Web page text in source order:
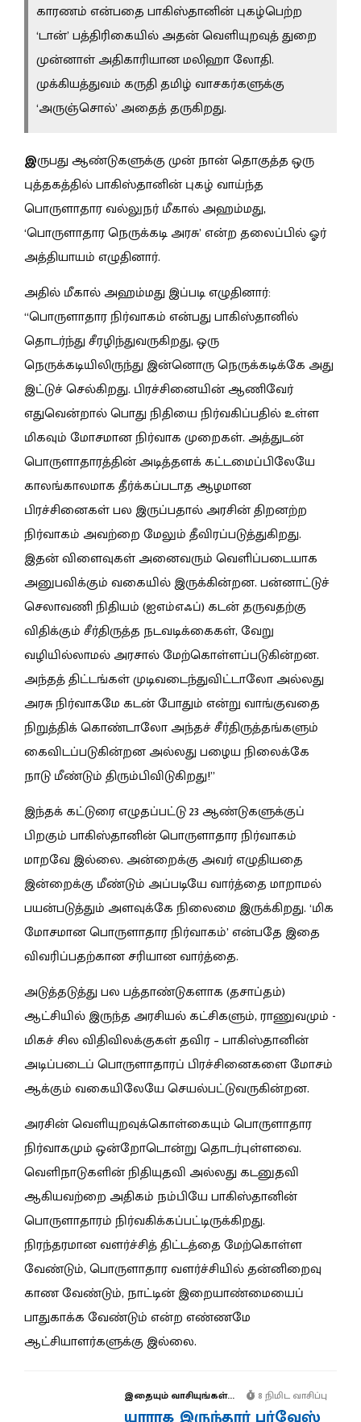
காரணம் என்பதை பாகிஸ்தானின் புகழ்பெற்ற
‘டான்’ பத்திரிகையில் அதன் வெளியுறவுத் துறை
முன்னாள் அதிகாரியான மலிஹா லோதி.
முக்கியத்துவம் கருதி தமிழ் வாசகர்களுக்கு
‘அருஞ்சொல்’ அதைத் தருகிறது.
இருபது ஆண்டுகளுக்கு முன் நான் தொகுத்த ஒரு
புத்தகத்தில் பாகிஸ்தானின் புகழ் வாய்ந்த
பொருளாதார வல்லுநர் மீகால் அஹம்மது,
‘பொருளாதார நெருக்கடி அரசு’ என்ற தலைப்பில் ஓர்
அத்தியாயம் எழுதினார்.
அதில் மீகால் அஹம்மது இப்படி எழுதினார்:
“பொருளாதார நிர்வாகம் என்பது பாகிஸ்தானில்
தொடர்ந்து சீரழிந்துவருகிறது, ஒரு
நெருக்கடியிலிருந்து இன்னொரு நெருக்கடிக்கே அது
இட்டுச் செல்கிறது. பிரச்சினையின் ஆணிவேர்
எதுவென்றால் பொது நிதியை நிர்வகிப்பதில் உள்ள
மிகவும் மோசமான நிர்வாக முறைகள். அத்துடன்
பொருளாதாரத்தின் அடித்தளக் கட்டமைப்பிலேயே
காலங்காலமாக தீர்க்கப்படாத ஆழமான
பிரச்சினைகள் பல இருப்பதால் அரசின் திறனற்ற
நிர்வாகம் அவற்றை மேலும் தீவிரப்படுத்துகிறது.
இதன் விளைவுகள் அனைவரும் வெளிப்படையாக
அனுபவிக்கும் வகையில் இருக்கின்றன. பன்னாட்டுச்
செலாவணி நிதியம் (ஐஎம்எஃப்) கடன் தருவதற்கு
விதிக்கும் சீர்திருத்த நடவடிக்கைகள், வேறு
வழியில்லாமல் அரசால் மேற்கொள்ளப்படுகின்றன.
அந்தத் திட்டங்கள் முடிவடைந்துவிட்டாலோ அல்லது
அரசு நிர்வாகமே கடன் போதும் என்று வாங்குவதை
நிறுத்திக் கொண்டாலோ அந்தச் சீர்திருத்தங்களும்
கைவிடப்படுகின்றன அல்லது பழைய நிலைக்கே
நாடு மீண்டும் திரும்பிவிடுகிறது!”
இந்தக் கட்டுரை எழுதப்பட்டு 23 ஆண்டுகளுக்குப்
பிறகும் பாகிஸ்தானின் பொருளாதார நிர்வாகம்
மாறவே இல்லை. அன்றைக்கு அவர் எழுதியதை
இன்றைக்கு மீண்டும் அப்படியே வார்த்தை மாறாமல்
பயன்படுத்தும் அளவுக்கே நிலைமை இருக்கிறது. ‘மிக
மோசமான பொருளாதார நிர்வாகம்’ என்பதே இதை
விவரிப்பதற்கான சரியான வார்த்தை.
அடுத்தடுத்து பல பத்தாண்டுகளாக (தசாப்தம்)
ஆட்சியில் இருந்த அரசியல் கட்சிகளும், ராணுவமும் -
மிகச் சில விதிவிலக்குகள் தவிர – பாகிஸ்தானின்
அடிப்படைப் பொருளாதாரப் பிரச்சினைகளை மோசம்
ஆக்கும் வகையிலேயே செயல்பட்டுவருகின்றன.
அரசின் வெளியுறவுக்கொள்கையும் பொருளாதார
நிர்வாகமும் ஒன்றோடொன்று தொடர்புள்ளவை.
வெளிநாடுகளின் நிதியுதவி அல்லது கடனுதவி
ஆகியவற்றை அதிகம் நம்பியே பாகிஸ்தானின்
பொருளாதாரம் நிர்வகிக்கப்பட்டிருக்கிறது.
நிரந்தரமான வளர்ச்சித் திட்டத்தை மேற்கொள்ள
வேண்டும், பொருளாதார வளர்ச்சியில் தன்னிறைவு
காண வேண்டும், நாட்டின் இறையாண்மையைப்
பாதுகாக்க வேண்டும் என்ற எண்ணமே
ஆட்சியாளர்களுக்கு இல்லை.
இதையும் வாசியுங்கள்... 8 நிமிட வாசிப்பு